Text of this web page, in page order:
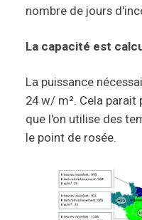
nombre de jours
La capacité est
La puissance
24 w/ m². Cela
que l'on utilise des
le point de rosée.